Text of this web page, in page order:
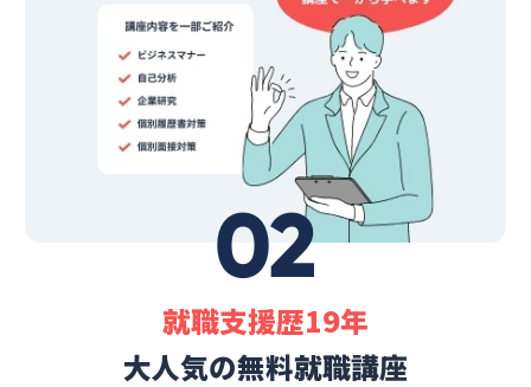
02
就職支援歴19年
大人気の無料就職講座